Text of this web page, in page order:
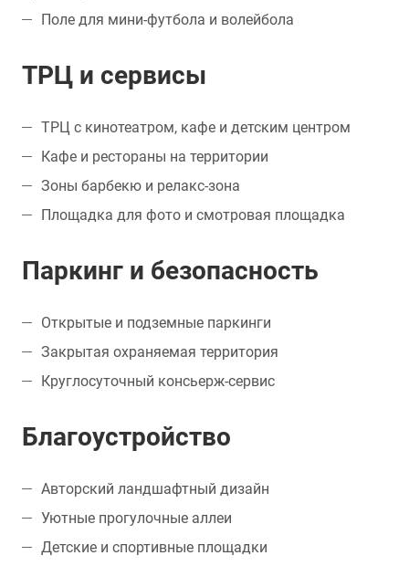
Поле для мини-футбола и волейбола
ТРЦ и сервисы
ТРЦ с кинотеатром, кафе и детским центром
Кафе и рестораны на территории
Зоны барбекю и релакс-зона
Площадка для фото и смотровая площадка
Паркинг и безопасность
Открытые и подземные паркинги
Закрытая охраняемая территория
Круглосуточный консьерж-сервис
Благоустройство
Авторский ландшафтный дизайн
Уютные прогулочные аллеи
Детские и спортивные площадки